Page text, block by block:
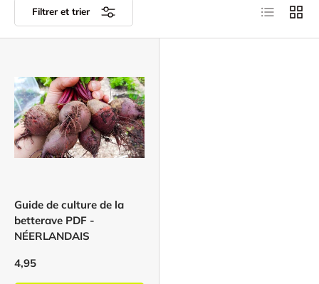
Filtrer et trier Liste Grille
Guide de culture de la
betterave PDF -
NÉERLANDAIS
4,95